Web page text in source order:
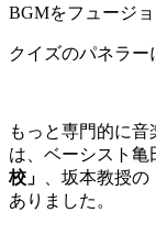
BGMをフュージ
クイズのパネラー
もっと専門的に
は、ベーシスト
校」
、坂本教授の
ありました。